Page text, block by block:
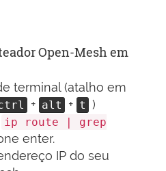
Open-Mesh em
terminal (atalho em
+ alt + t )
ip route | grep
enter.
IP do seu